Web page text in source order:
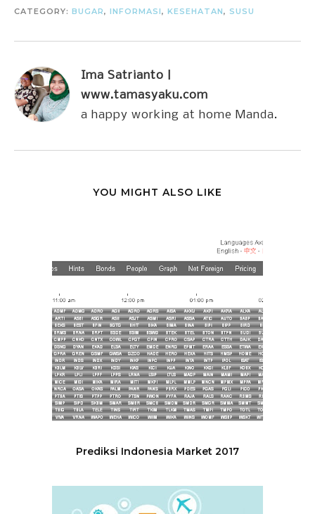
CATEGORY: BUGAR, INFORMASI, KESEHATAN, SUSU
Ima Satrianto |
www.tamasyaku.com
a happy working at home Manda.
YOU MIGHT ALSO LIKE
Prediksi Indonesia Market 2017